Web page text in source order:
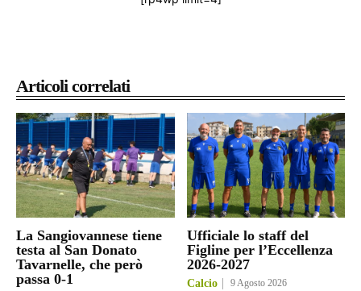
Articoli correlati
La Sangiovannese tiene
testa al San Donato
Tavarnelle, che però
passa 0-1
Ufficiale lo staff del
Figline per l’Eccellenza
2026-2027
Calcio 9 Agosto 2026